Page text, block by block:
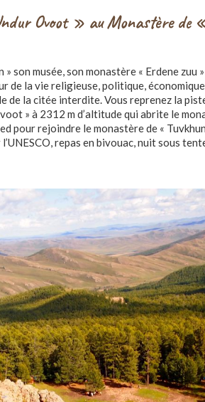
Ovoot » au Monastère de
son musée, son monastère « Erdene zuu
de la vie religieuse, politique,
de la citée interdite. Vous reprenez la
» à 2312 m d’altitude qui abrite le
pour rejoindre le monastère de «
repas en bivouac, nuit sous